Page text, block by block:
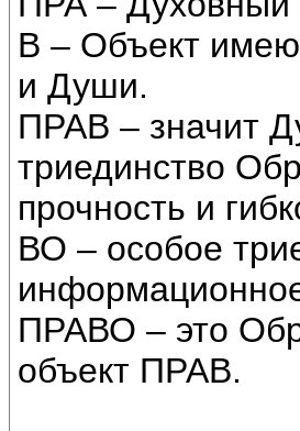
В – Объект
и Души.
ПРАВ – значит
триединство
прочность и
ВО – особое
ПРАВО – это
объект ПРАВ.